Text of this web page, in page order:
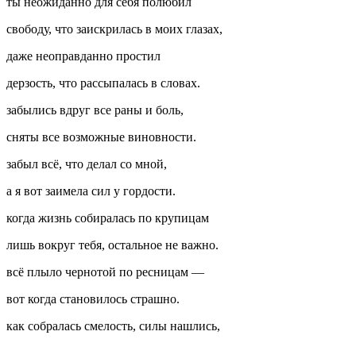
свободу, что заискрилась в моих глазах,
даже неоправданно простил
дерзость, что рассыпалась в словах.
забылись вдруг все раны и боль,
сняты все возможные виновности.
забыл всё, что делал со мной,
а я вот заимела сил у гордости.
когда жизнь собиралась по крупицам
лишь вокруг тебя, остальное не важно.
всё плыло чернотой по ресницам —
вот когда становилось страшно.
как собралась смелость, силы нашлись,